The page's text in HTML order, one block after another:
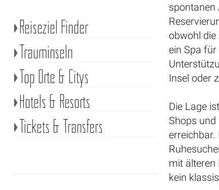
spontanen
obwohl die
ein Spa
Insel oder
Die Lage
Shops
erreichbar.
mit älteren
kein
Reiseziel Finder
Trauminseln
Top Orte & Citys
Hotels & Resorts
Tickets & Transfers